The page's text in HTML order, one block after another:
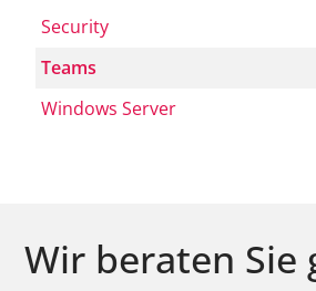
Security
Teams
Windows Server
Wir beraten Sie